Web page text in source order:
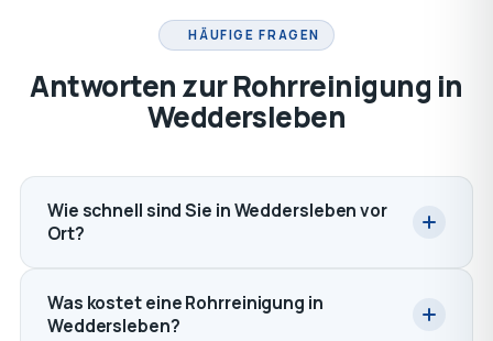
HÄUFIGE FRAGEN
Antworten zur Rohrreinigung in
Weddersleben
Wie schnell sind Sie in Weddersleben vor
Ort?
Was kostet eine Rohrreinigung in
Weddersleben?